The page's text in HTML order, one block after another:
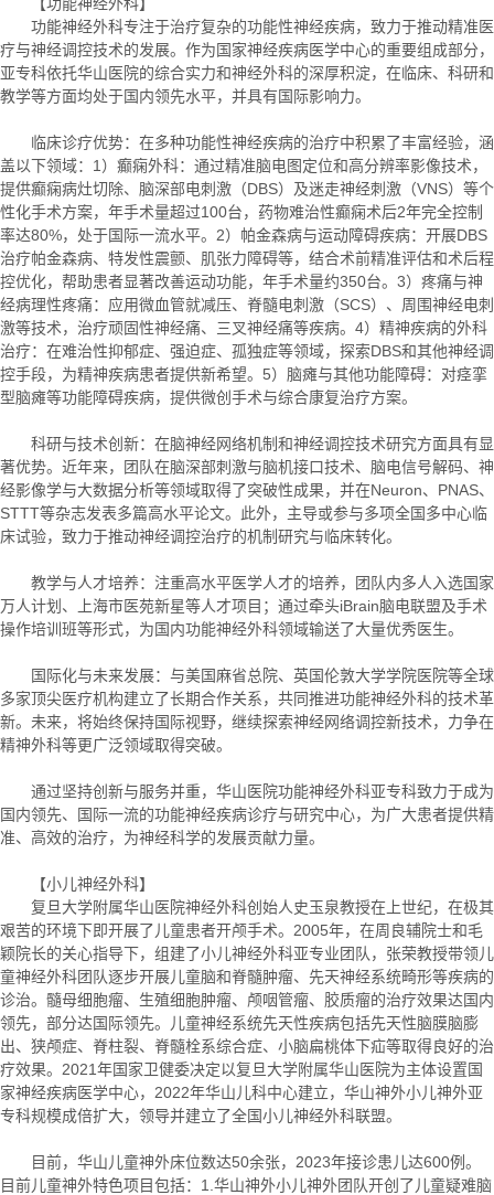
功能神经外科专注于治疗复杂的功能性神经疾病，致力于推动精准医
疗与神经调控技术的发展。作为国家神经疾病医学中心的重要组成部分，
亚专科依托华山医院的综合实力和神经外科的深厚积淀，在临床、科研和
教学等方面均处于国内领先水平，并具有国际影响力。
临床诊疗优势：在多种功能性神经疾病的治疗中积累了丰富经验，涵
盖以下领域：1）癫痫外科：通过精准脑电图定位和高分辨率影像技术，
提供癫痫病灶切除、脑深部电刺激（DBS）及迷走神经刺激（VNS）等个
性化手术方案，年手术量超过100台，药物难治性癫痫术后2年完全控制
率达80%，处于国际一流水平。2）帕金森病与运动障碍疾病：开展DBS
治疗帕金森病、特发性震颤、肌张力障碍等，结合术前精准评估和术后程
控优化，帮助患者显著改善运动功能，年手术量约350台。3）疼痛与神
经病理性疼痛：应用微血管就减压、脊髓电刺激（SCS）、周围神经电刺
激等技术，治疗顽固性神经痛、三叉神经痛等疾病。4）精神疾病的外科
治疗：在难治性抑郁症、强迫症、孤独症等领域，探索DBS和其他神经调
控手段，为精神疾病患者提供新希望。5）脑瘫与其他功能障碍：对痉挛
型脑瘫等功能障碍疾病，提供微创手术与综合康复治疗方案。
科研与技术创新：在脑神经网络机制和神经调控技术研究方面具有显
著优势。近年来，团队在脑深部刺激与脑机接口技术、脑电信号解码、神
经影像学与大数据分析等领域取得了突破性成果，并在Neuron、PNAS、
STTT等杂志发表多篇高水平论文。此外，主导或参与多项全国多中心临
床试验，致力于推动神经调控治疗的机制研究与临床转化。
教学与人才培养：注重高水平医学人才的培养，团队内多人入选国家
万人计划、上海市医苑新星等人才项目；通过牵头iBrain脑电联盟及手术
操作培训班等形式，为国内功能神经外科领域输送了大量优秀医生。
国际化与未来发展：与美国麻省总院、英国伦敦大学学院医院等全球
多家顶尖医疗机构建立了长期合作关系，共同推进功能神经外科的技术革
新。未来，将始终保持国际视野，继续探索神经网络调控新技术，力争在
精神外科等更广泛领域取得突破。
通过坚持创新与服务并重，华山医院功能神经外科亚专科致力于成为
国内领先、国际一流的功能神经疾病诊疗与研究中心，为广大患者提供精
准、高效的治疗，为神经科学的发展贡献力量。
【小儿神经外科】
复旦大学附属华山医院神经外科创始人史玉泉教授在上世纪，在极其
艰苦的环境下即开展了儿童患者开颅手术。2005年，在周良辅院士和毛
颖院长的关心指导下，组建了小儿神经外科亚专业团队，张荣教授带领儿
童神经外科团队逐步开展儿童脑和脊髓肿瘤、先天神经系统畸形等疾病的
诊治。髓母细胞瘤、生殖细胞肿瘤、颅咽管瘤、胶质瘤的治疗效果达国内
领先，部分达国际领先。儿童神经系统先天性疾病包括先天性脑膜脑膨
出、狭颅症、脊柱裂、脊髓栓系综合症、小脑扁桃体下疝等取得良好的治
疗效果。2021年国家卫健委决定以复旦大学附属华山医院为主体设置国
家神经疾病医学中心，2022年华山儿科中心建立，华山神外小儿神外亚
专科规模成倍扩大，领导并建立了全国小儿神经外科联盟。
目前，华山儿童神外床位数达50余张，2023年接诊患儿达600例。
目前儿童神外特色项目包括：1.华山神外小儿神外团队开创了儿童疑难脑